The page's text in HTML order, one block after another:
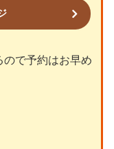
で予約はお早め